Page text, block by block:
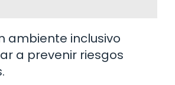
ambiente inclusivo
a prevenir riesgos